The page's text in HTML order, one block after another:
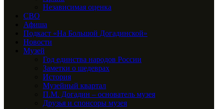
Независимая оценка
СВО
Афиша
Подкаст «На Большой Догадинской»
Новости
Музей
Год единства народов России
Заметки о шедеврах
История
Музейный квартал
П.М. Догадин – основатель музея
Друзья и спонсоры музея